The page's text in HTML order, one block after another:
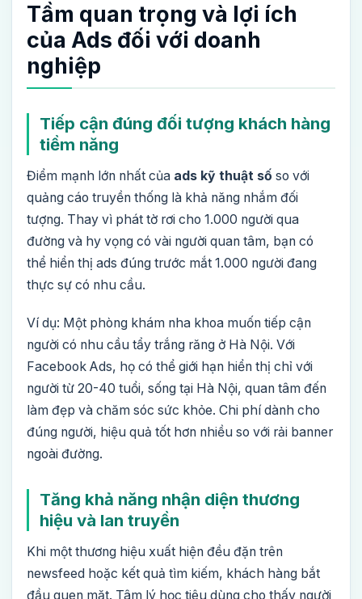
Tầm quan trọng và lợi ích
của Ads đối với doanh
nghiệp
Tiếp cận đúng đối tượng khách hàng
tiềm năng
Điểm mạnh lớn nhất của ads kỹ thuật số so với
quảng cáo truyền thống là khả năng nhắm đối
tượng. Thay vì phát tờ rơi cho 1.000 người qua
đường và hy vọng có vài người quan tâm, bạn có
thể hiển thị ads đúng trước mắt 1.000 người đang
thực sự có nhu cầu.
Ví dụ: Một phòng khám nha khoa muốn tiếp cận
người có nhu cầu tẩy trắng răng ở Hà Nội. Với
Facebook Ads, họ có thể giới hạn hiển thị chỉ với
người từ 20-40 tuổi, sống tại Hà Nội, quan tâm đến
làm đẹp và chăm sóc sức khỏe. Chi phí dành cho
đúng người, hiệu quả tốt hơn nhiều so với rải banner
ngoài đường.
Tăng khả năng nhận diện thương
hiệu và lan truyền
Khi một thương hiệu xuất hiện đều đặn trên
newsfeed hoặc kết quả tìm kiếm, khách hàng bắt
đầu quen mặt. Tâm lý học tiêu dùng cho thấy người